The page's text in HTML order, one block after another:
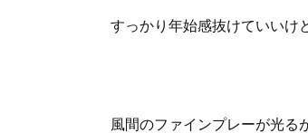
すっかり年始感抜けていいけ
風間のファインプレーが光る